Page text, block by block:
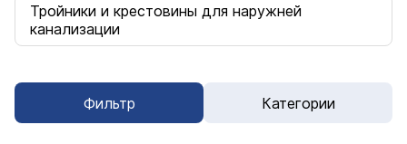
Тройники и крестовины для наружней
канализации
Фильтр Категории